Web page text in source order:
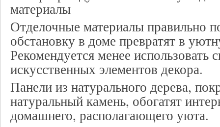
материалы
Отделочные материалы правильно
обстановку в доме превратят в
Рекомендуется менее использовать
искусственных элементов декора.
Панели из натурального дерева,
натуральный камень, обогатят
домашнего, располагающего уюта.